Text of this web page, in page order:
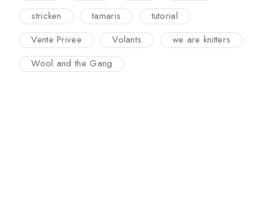
stricken
tamaris
tutorial
Vente Privee
Volants
we are knitters
Wool and the Gang